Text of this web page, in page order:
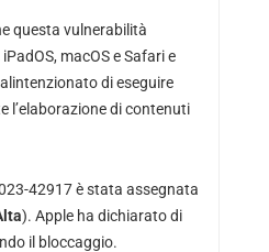
questa vulnerabilità
macOS e Safari e
di eseguire
l’elaborazione di contenuti
42917 è stata assegnata
). Apple ha dichiarato di
il bloccaggio.